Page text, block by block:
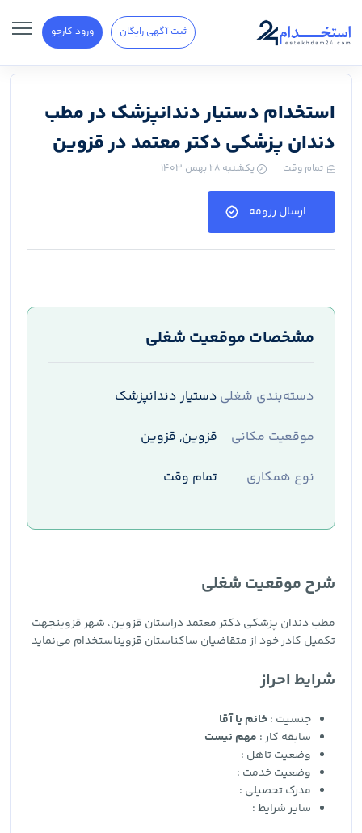
ثبت آگهی رایگان ورود کارجو
استخدام دستیار دندانپزشک در مطب
دندان پزشکی دکتر معتمد در قزوین
تمام وقت یکشنبه ۲۸ بهمن ۱۴۰۳
ارسال رزومه
مشخصات موقعیت شغلی
دسته‌بندی شغلی دستیار دندانپزشک
موقعیت مکانی
قزوین, قزوین
نوع همکاری
تمام وقت
شرح موقعیت شغلی
مطب دندان پزشکی دکتر معتمد دراستان قزوین، شهر قزوینجهت
تکمیل کادر خود از متقاضیان ساکناستان قزویناستخدام می‌نماید
شرایط احراز
جنسیت :خانم یا آقا
سابقه کار : مهم نیست
وضعیت تاهل :
وضعیت خدمت :
مدرک تحصیلی :
سایر شرایط :